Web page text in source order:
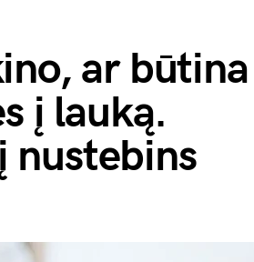
ar būtina
į lauką.
nustebins